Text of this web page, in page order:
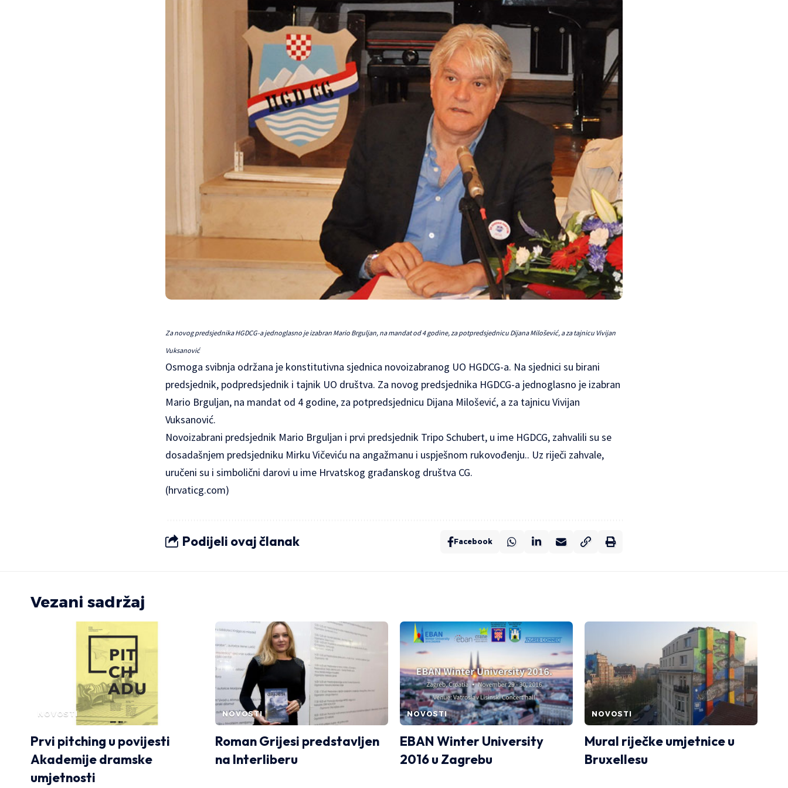
Za novog predsjednika HGDCG-a jednoglasno je izabran Mario Brguljan, na mandat od 4 godine, za potpredsjednicu Dijana Milošević, a za tajnicu Vivijan
Vuksanović
Osmoga svibnja održana je konstitutivna sjednica novoizabranog UO HGDCG-a. Na sjednici su birani
predsjednik, podpredsjednik i tajnik UO društva. Za novog predsjednika HGDCG-a jednoglasno je izabran
Mario Brguljan, na mandat od 4 godine, za potpredsjednicu Dijana Milošević, a za tajnicu Vivijan
Vuksanović.
Novoizabrani predsjednik Mario Brguljan i prvi predsjednik Tripo Schubert, u ime HGDCG, zahvalili su se
dosadašnjem predsjedniku Mirku Vičeviću na angažmanu i uspješnom rukovođenju.. Uz riječi zahvale,
uručeni su i simbolični darovi u ime Hrvatskog građanskog društva CG.
(hrvaticg.com)
Podijeli ovaj članak Facebook
Vezani sadržaj
NOVOSTI
Prvi pitching u povijesti
Akademije dramske
umjetnosti
NOVOSTI
Roman Grijesi predstavljen
na Interliberu
NOVOSTI
EBAN Winter University
2016 u Zagrebu
NOVOSTI
Mural riječke umjetnice u
Bruxellesu